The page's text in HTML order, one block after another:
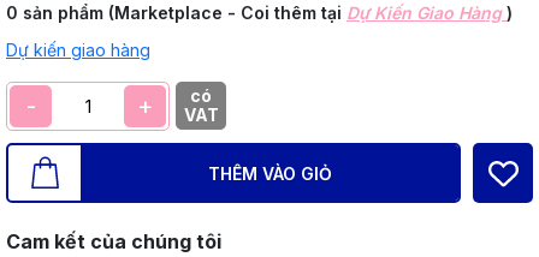
0 sản phẩm (Marketplace - Coi thêm tại Dự Kiến Giao Hàng)
Dự kiến giao hàng
- +
có
VAT
THÊM VÀO GIỎ
Cam kết của chúng tôi